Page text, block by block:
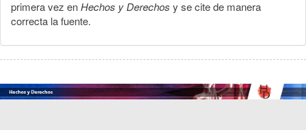
primera vez enHechos y Derechos y se cite de manera
correcta la fuente.